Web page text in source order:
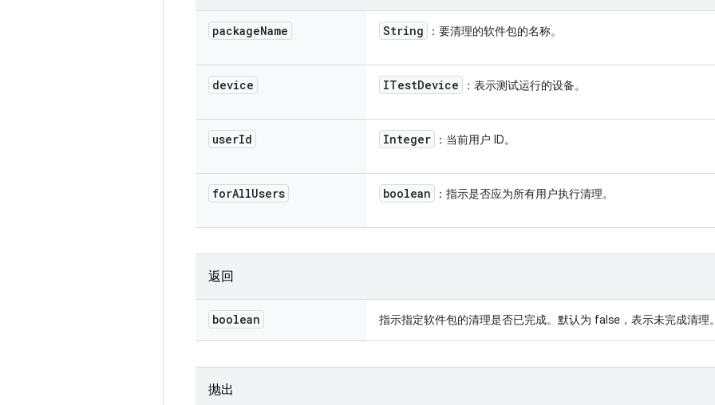
packageName String ：要清理的软件包的名称。
device ITestDevice ：表示测试运行的设备。
userId Integer ：当前用户 ID。
forAllUsers boolean ：指示是否应为所有用户执行清理。
返回
boolean 指示指定软件包的清理是否已完成。默认为 false，表示未完成清理
抛出